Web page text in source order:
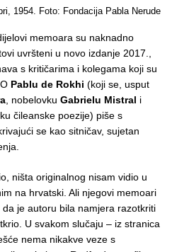
1954. Foto: Fondacija Pabla Nerude
memoara su naknadno
uvršteni u novo izdanje 2017.,
s kritičarima i kolegama koji su
Pablu de Rokhi (koji se, usput
, nobelovku Gabrielu Mistral i
čileanske poezije) piše s
se kao sitničav, sujetan
ništa originalnog nisam vidio u
na hrvatski. Ali njegovi memoari
je autoru bila namjera razotkriti
U svakom slučaju – iz stranica
nema nikakve veze s